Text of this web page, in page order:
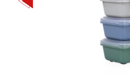
Sau